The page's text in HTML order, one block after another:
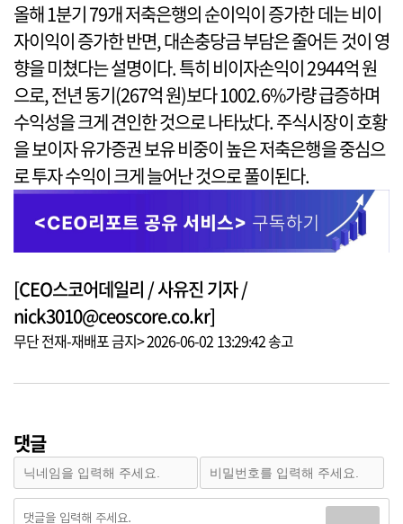
올해 1분기 79개 저축은행의 순이익이 증가한 데는 비이
자이익이 증가한 반면, 대손충당금 부담은 줄어든 것이 영
향을 미쳤다는 설명이다. 특히 비이자손익이 2944억 원
으로, 전년 동기(267억 원)보다 1002.6%가량 급증하며
수익성을 크게 견인한 것으로 나타났다. 주식시장이 호황
을 보이자 유가증권 보유 비중이 높은 저축은행을 중심으
로 투자 수익이 크게 늘어난 것으로 풀이된다.
[CEO스코어데일리 / 사유진 기자 /
nick3010@ceoscore.co.kr]
무단 전재-재배포 금지> 2026-06-02 13:29:42 송고
댓글